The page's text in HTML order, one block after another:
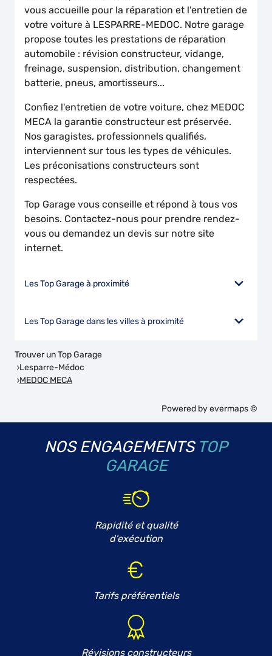
vous accueille pour la réparation et l'entretien de
votre voiture à LESPARRE-MEDOC. Notre garage
propose toutes les prestations de réparation
automobile : révision constructeur, vidange,
freinage, suspension, distribution, changement
batterie, pneus, amortisseurs...
Confiez l'entretien de votre voiture, chez MEDOC
MECA la garantie constructeur est préservée.
Nos garagistes, professionnels qualifiés,
interviennent sur tous les types de véhicules.
Les préconisations constructeurs sont
respectées.
Top Garage vous conseille et répond à tous vos
besoins. Contactez-nous pour prendre rendez-
vous ou demandez un devis sur notre site
internet.
Les Top Garage à proximité
Les Top Garage dans les villes à proximité
Trouver un Top Garage
Lesparre-Médoc
MEDOC MECA
Powered byevermaps ©
NOS ENGAGEMENTS TOP
GARAGE
Rapidité et qualité
d'exécution
Tarifs préférentiels
Révisions constructeurs